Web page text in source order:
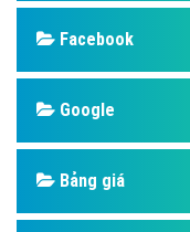
Facebook
Google
Bảng giá